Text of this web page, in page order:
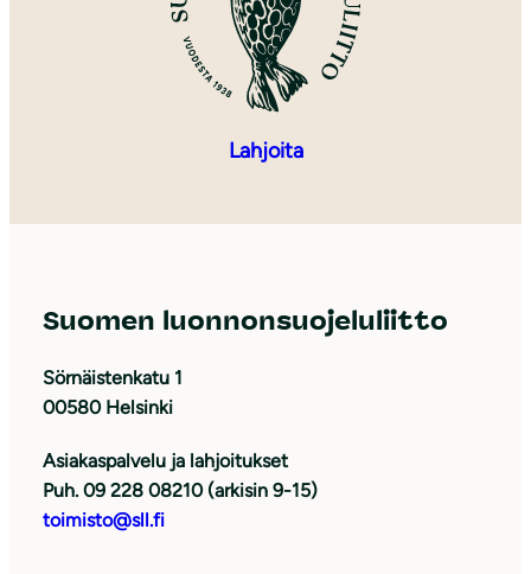
Lahjoita
Suomen luonnonsuojeluliitto
Sörnäistenkatu 1
00580 Helsinki
Asiakaspalvelu ja lahjoitukset
Puh. 09 228 08210 (arkisin 9-15)
toimisto@sll.fi